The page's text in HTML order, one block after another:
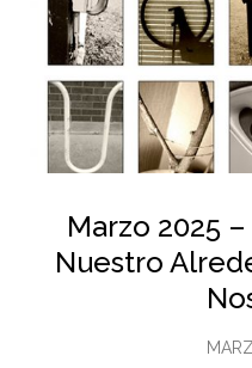
Marzo 2025
Nuestro